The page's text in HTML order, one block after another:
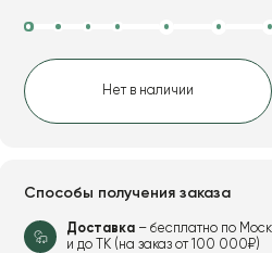
Нет в наличии
Способы получения заказа
Доставка– бесплатно по
и до ТК (на заказ от 100 000₽)